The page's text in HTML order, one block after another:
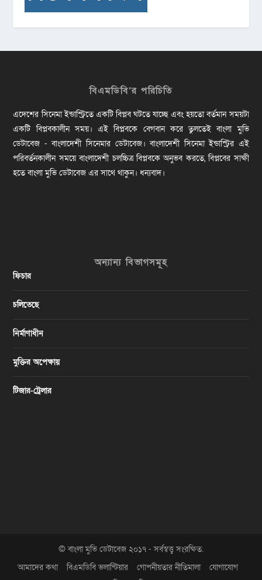
বিএমডিবি’র পরিচিতি
এদেশের সিনেমা ইন্ডাস্ট্রিতে একটি বিপ্লব ঘটতে যাচ্ছে এবং হয়তো বর্তমান সময়টা
একটি বিপ্লবকালীন সময়। এই বিপ্লবকে বেগবান করে তুলতেই বাংলা মুভি
ডেটাবেজ - বাংলাদেশী সিনেমার ডেটাবেজ। বাংলাদেশী সিনেমা ইন্ডাস্ট্রির এই
পরিবর্তনকালীন সময়ে বাংলাদেশী চলচ্চিত্র বিপ্লবকে অনুভব করতে, বিপ্লবের সাক্ষী
হতে বাংলা মুভি ডেটাবেজ এর সাথে থাকুন। ধন্যবাদ।
অন্যান্য বিভাগসমূহ
ফিচার
চলিতেছে
নির্মাণাধীন
মুক্তির অপেক্ষায়
টিজার-ট্রেলার
© বাংলা মুভি ডেটাবেজ ২০১৭ - সর্বস্বত্ত্ব সংরক্ষিত.
আমাদের কথা
বিএমডিবি ভলান্টিয়ার গোপনীয়তার নীতিমালা
যোগাযোগ